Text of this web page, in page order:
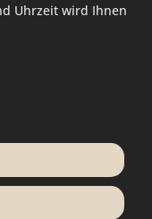
Uhrzeit wird Ihnen